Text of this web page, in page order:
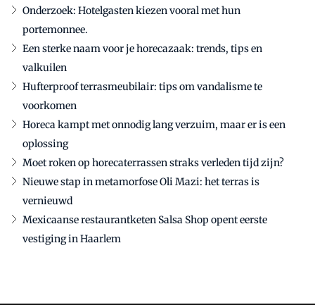
Onderzoek: Hotelgasten kiezen vooral met hun
portemonnee.
Een sterke naam voor je horecazaak: trends, tips en
valkuilen
Hufterproof terrasmeubilair: tips om vandalisme te
voorkomen
Horeca kampt met onnodig lang verzuim, maar er is een
oplossing
Moet roken op horecaterrassen straks verleden tijd zijn?
Nieuwe stap in metamorfose Oli Mazi: het terras is
vernieuwd
Mexicaanse restaurantketen Salsa Shop opent eerste
vestiging in Haarlem